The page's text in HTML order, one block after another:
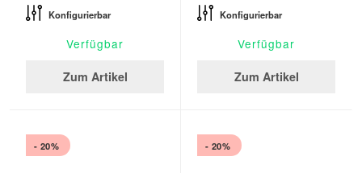
Konfigurierbar
Verfügbar
Zum Artikel
Konfigurierbar
Verfügbar
Zum Artikel
- 20% - 20%